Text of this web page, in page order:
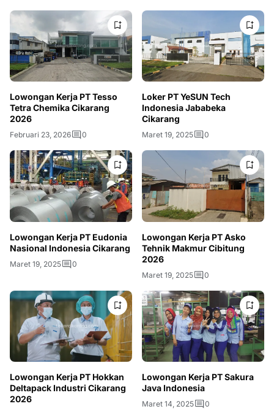
Lowongan Kerja PT Tesso
Tetra Chemika Cikarang
2026
Februari 23, 2026 0
Loker PT YeSUN Tech
Indonesia Jababeka
Cikarang
Maret 19, 2025 0
Lowongan Kerja PT Eudonia
Nasional Indonesia Cikarang
Maret 19, 2025 0
Lowongan Kerja PT Asko
Tehnik Makmur Cibitung
2026
Maret 19, 2025 0
Lowongan Kerja PT Hokkan
Deltapack Industri Cikarang
2026
Lowongan Kerja PT Sakura
Java Indonesia
Maret 14, 2025 0